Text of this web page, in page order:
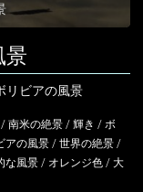
ビアの風景
/南米の絶景 /輝き /ボ
アの風景 /世界の絶景 /
な風景 / オレンジ色 /大